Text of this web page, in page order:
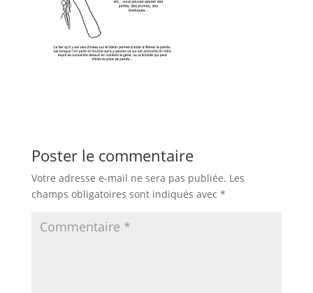
Poster le commentaire
Votre adresse e-mail ne sera pas publiée. Les
champs obligatoires sont indiqués avec *